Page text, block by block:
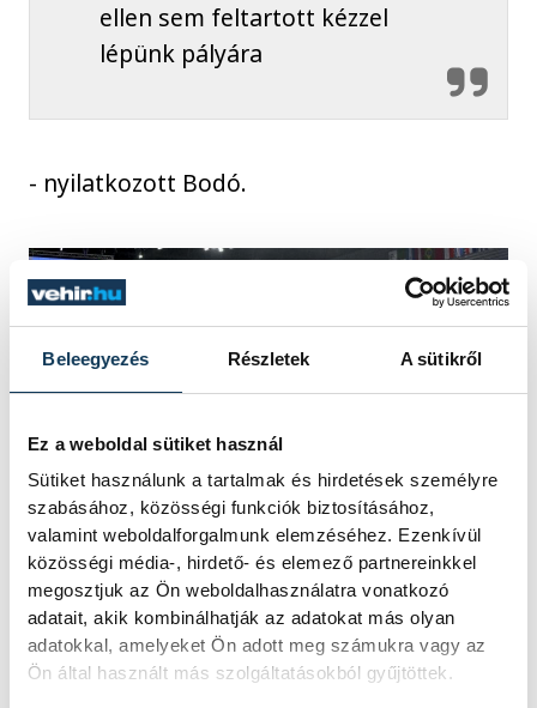
Beleegyezés Részletek A sütikről
Ez a weboldal sütiket használ
Sütiket használunk a tartalmak és hirdetések személyre
szabásához, közösségi funkciók biztosításához,
valamint weboldalforgalmunk elemzéséhez. Ezenkívül
közösségi média-, hirdető- és elemező partnereinkkel
megosztjuk az Ön weboldalhasználatra vonatkozó
adatait, akik kombinálhatják az adatokat más olyan
adatokkal, amelyeket Ön adott meg számukra vagy az
Ön által használt más szolgáltatásokból gyűjtöttek.
ellen sem feltartott kézzel
lépünk pályára
- nyilatkozott Bodó.
A győztes magyar válogatott tagjai
ünnepelnek a férfi kézilabda-
világbajnokság D csoportjának harmadik
fordulójában játszott Magyarország -
Hollandia mérkőzés után Varasdon, a